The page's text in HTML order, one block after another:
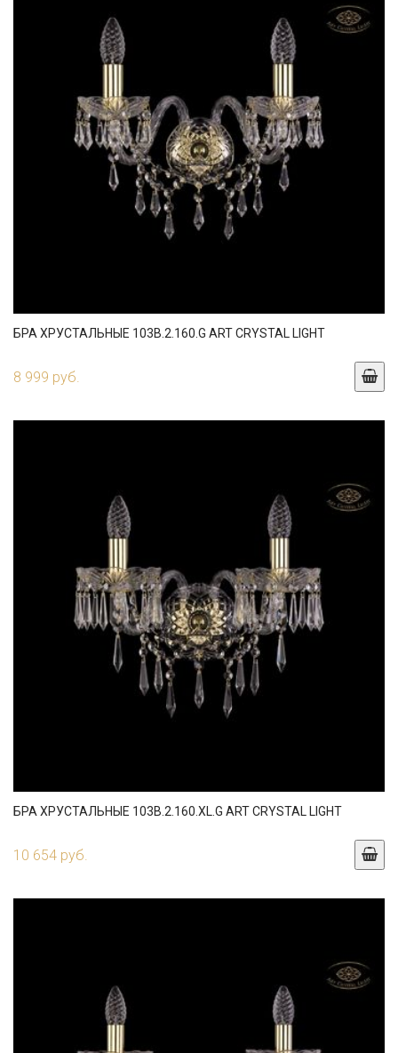
БРА ХРУСТАЛЬНЫЕ 103B.2.160.G ART CRYSTAL LIGHT
8 999 руб.
БРА ХРУСТАЛЬНЫЕ 103B.2.160.XL.G ART CRYSTAL LIGHT
10 654 руб.